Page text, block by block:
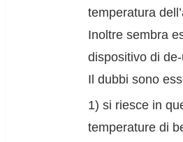
temperatura
Inoltre sembra
dispositivo di
Il dubbi sono
1) si riesce in
temperature di